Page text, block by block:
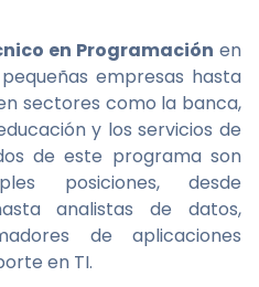
en Programación en
empresas hasta
sectores como la banca,
y los servicios de
de este programa son
posiciones, desde
analistas de datos,
de aplicaciones
en TI.